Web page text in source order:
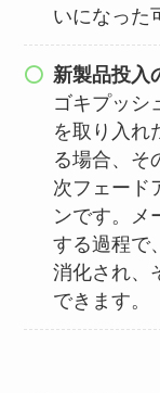
いになった
新製品投入
ゴキプッシ
を取り入れ
る場合、そ
次フェード
ンです。メ
する過程で
消化され、
できます。